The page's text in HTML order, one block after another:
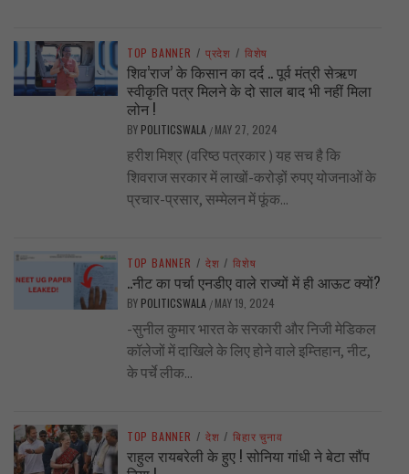
TOP BANNER / प्रदेश / विशेष
शिव’राज’ के किसान का दर्द .. पूर्व मंत्री सेऋण
स्वीकृति पत्र मिलने के दो साल बाद भी नहीं मिला
लोन !
BY POLITICSWALA / MAY 27, 2024
हरीश मिश्र (वरिष्ठ पत्रकार ) यह सच है कि
शिवराज सरकार में लाखों-करोड़ों रुपए योजनाओं के
प्रचार-प्रसार, सम्मेलन में फूंक...
TOP BANNER / देश / विशेष
..नीट का पर्चा एनडीए वाले राज्यों में ही आऊट क्यों?
BY POLITICSWALA / MAY 19, 2024
-सुनील कुमार भारत के सरकारी और निजी मेडिकल
कॉलेजों में दाखिले के लिए होने वाले इम्तिहान, नीट,
के पर्चे लीक...
TOP BANNER / देश / बिहार चुनाव
राहुल रायबरेली के हुए ! सोनिया गांधी ने बेटा सौंप